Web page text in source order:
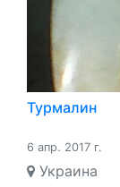
Турмалин
6 апр. 2017 г.
Украина